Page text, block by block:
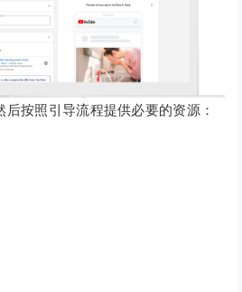
按照引导流程提供必要的资源：